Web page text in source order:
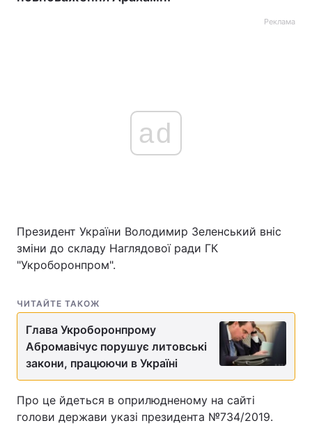
Реклама
ad
Президент України Володимир Зеленський вніс
зміни до складу Наглядової ради ГК
"Укроборонпром".
ЧИТАЙТЕ ТАКОЖ
Глава Укроборонпрому
Абромавічус порушує литовські
закони, працюючи в Україні
Про це йдеться в оприлюдненому на сайті
голови держави указі президента №734/2019.